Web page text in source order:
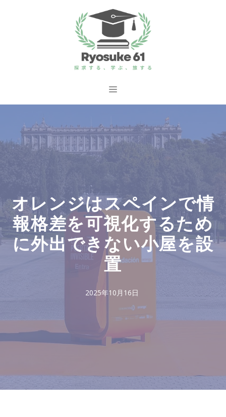
ス
メ
オレンジはスペインで情
報格差を可視化するため
に外出できない小屋を設
置
2025年10月16日